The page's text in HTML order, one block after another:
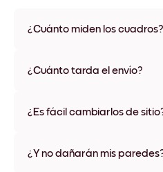
¿Cuánto miden los cuadros?
varios materiales y colores de
¿Cuánto tarda el envío?
disponibles en algunos países.
¿Es fácil cambiarlos de
ningún daño
¿Y no dañarán mis